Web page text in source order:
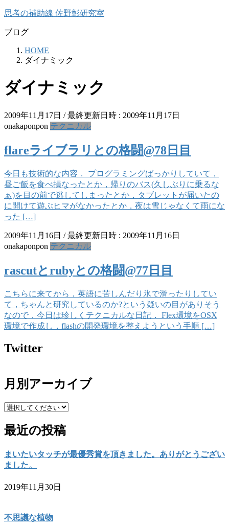
コ
テ
キ
ッ
ナ
ゲ
に
移
思考の補助線 佐野彰研究室
ブログ
HOME
ダイナミック
ダイナミック
2009年11月17日 / 最終更新日時 : 2009年11月17日
onakaponpon テクニカル
flareライブラリとの格闘@78日目
今日も技術的な内容． プログラミングばっかりしていて，
昼ご飯を食べ損なったとか，帰りのバス(久しぶりに乗るな
ぁ)を目の前で逃してしまったとか，タブレットが届いたの
に開けて遊ぶヒマがなかったとか，夜は雪じゃなくて雨にな
った […]
2009年11月16日 / 最終更新日時 : 2009年11月16日
onakaponpon テクニカル
rascutとrubyとの格闘@77日目
こちらに来てから，英語に苦しんだり氷で滑ったりしてい
て，ちゃんと研究しているのか?という疑いの目がありそう
なので，今日は珍しくテクニカルな日記． Flex環境をOSX
環境で作成し，flashの開発環境を整えようという手順 […]
Twitter
月別アーカイブ
最近の投稿
まいたいタッチが最優秀賞を頂きました。ありがとうござい
ました。
2019年11月30日
不思議な植物